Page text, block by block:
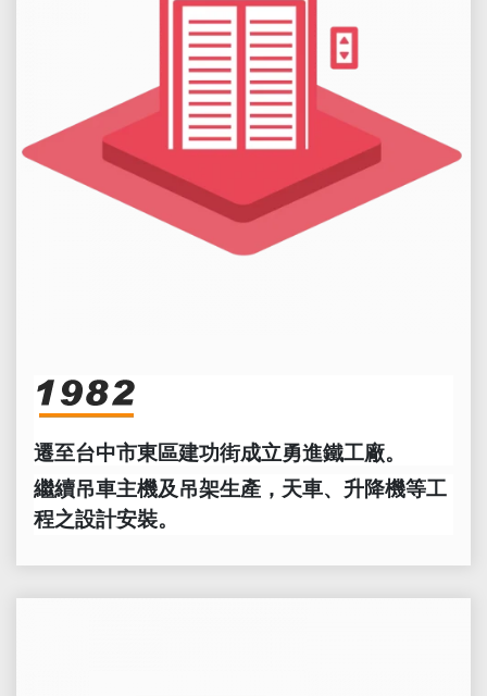
遷至台中市東區建功街成立勇進鐵工廠。
繼續吊車主機及吊架生產，天車、升降機等工
程之設計安裝。